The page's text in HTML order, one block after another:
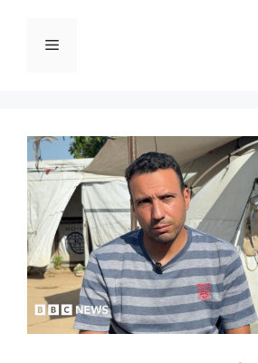
القائمة